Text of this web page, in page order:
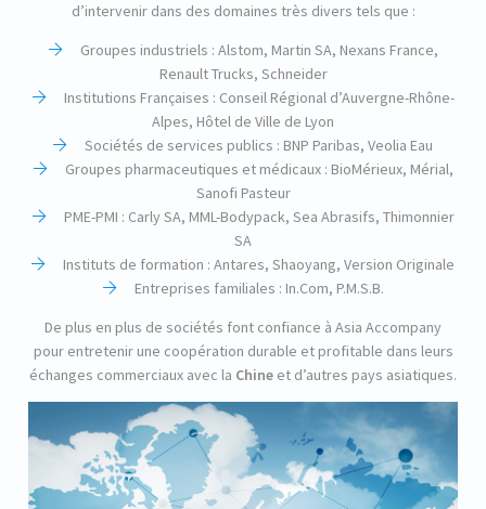
d’intervenir dans des domaines très divers tels que :
Groupes industriels : Alstom, Martin SA, Nexans France,
Renault Trucks, Schneider
Institutions Françaises : Conseil Régional d’Auvergne-Rhône-
Alpes, Hôtel de Ville de Lyon
Sociétés de services publics : BNP Paribas, Veolia Eau
Groupes pharmaceutiques et médicaux : BioMérieux, Mérial,
Sanofi Pasteur
PME-PMI : Carly SA, MML-Bodypack, Sea Abrasifs, Thimonnier
SA
Instituts de formation : Antares, Shaoyang, Version Originale
Entreprises familiales : In.Com, P.M.S.B.
De plus en plus de sociétés font confiance à Asia Accompany
pour entretenir une coopération durable et profitable dans leurs
échanges commerciaux avec la Chine et d’autres pays asiatiques.